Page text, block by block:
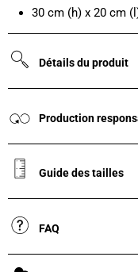
30 cm (h) x 20 cm
Détails du produit
Production
Guide des tailles
FAQ